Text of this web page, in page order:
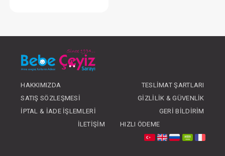
OLUNUZ
HAKKIMIZDA
TESLIMAT ŞARTLARI
SATIŞ SÖZLEŞMESI
GIZLILIK & GÜVENLIK
İPTAL & İADE İŞLEMLERI
GERI BILDIRIM
İLETIŞIM
HIZLI ÖDEME